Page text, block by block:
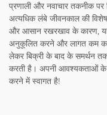
प्रणाली और नवाचार तकनीक पर
अत्यधिक लंबे जीवनकाल की
और आसान रखरखाव के कारण,
अनुकूलित करने और लागत कम
लेकर बिक्री के बाद के समर्थन तक,
करती है। अपनी आवश्यकताओं के
करने में स्वागत है!